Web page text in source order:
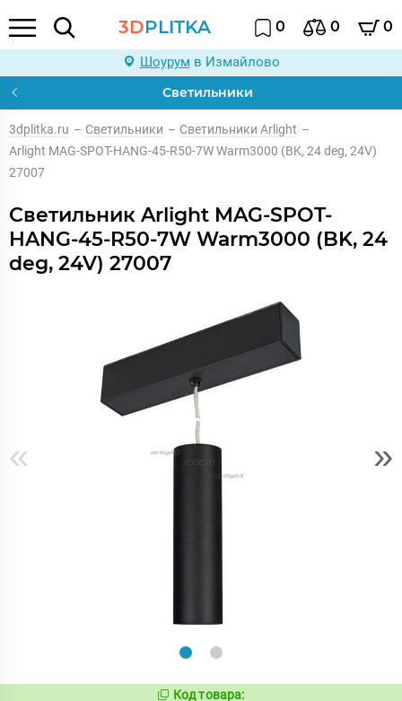
3DPLITKA 0 0 0
Шоурум в Измайлово
Светильники
3dplitka.ru – Светильники – Светильники Arlight –
Arlight MAG-SPOT-HANG-45-R50-7W Warm3000 (BK, 24 deg, 24V)
27007
Светильник Arlight MAG-SPOT-
HANG-45-R50-7W Warm3000 (BK, 24
deg, 24V) 27007
« »
Код товара: